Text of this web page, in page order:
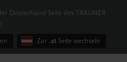
Deutschland-Seite des TRAUNER
Zur .at Seite wechseln